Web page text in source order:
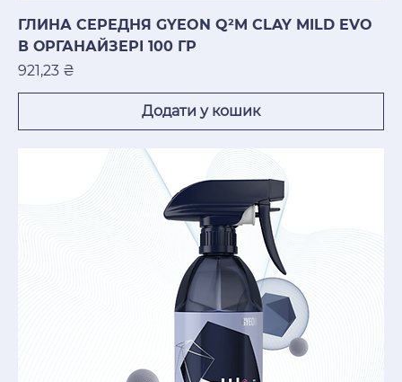
ГЛИНА СЕРЕДНЯ GYEON Q²M CLAY MILD EVO
В ОРГАНАЙЗЕРІ 100 ГР
Ціна
921,23 ₴
Додати у кошик